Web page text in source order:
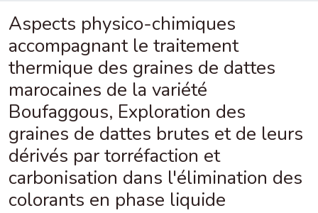
Aspects physico-chimiques
accompagnant le traitement
thermique des graines de dattes
marocaines de la variété
Boufaggous, Exploration des
graines de dattes brutes et de leurs
dérivés par torréfaction et
carbonisation dans l'élimination des
colorants en phase liquide